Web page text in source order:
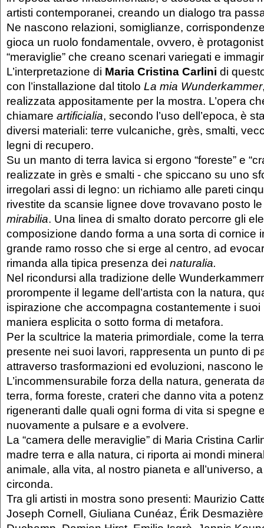
artisti contemporanei, creando un dialogo tra
Ne nascono relazioni, somiglianze,
gioca un ruolo fondamentale, ovvero, è
“meraviglie” che creano scenari variegati e
L’interpretazione di Maria Cristina Carlini di
con l’installazione dal titolo La mia Wunderkammer
realizzata appositamente per la mostra. L’opera
chiamare artificialia, secondo l’uso dell’epoca, è
diversi materiali: terre vulcaniche, grès, smalti,
legni di recupero.
Su un manto di terra lavica si ergono “foreste” e
realizzate in grès e smalti - che spiccano su uno
irregolari assi di legno: un richiamo alle pareti
rivestite da scansie lignee dove trovavano posto
mirabilia. Una linea di smalto dorato percorre gli
composizione dando forma a una sorta di cornice
grande ramo rosso che si erge al centro, ad
rimanda alla tipica presenza dei naturalia.
Nel ricondursi alla tradizione delle
prorompente il legame dell’artista con la natura,
ispirazione che accompagna costantemente i suoi
maniera esplicita o sotto forma di metafora.
Per la scultrice la materia primordiale, come la
presente nei suoi lavori, rappresenta un punto di
attraverso trasformazioni ed evoluzioni, nascono
L’incommensurabile forza della natura, generata
terra, forma foreste, crateri che danno vita a
rigeneranti dalle quali ogni forma di vita si spegne
nuovamente a pulsare e a evolvere.
La “camera delle meraviglie” di Maria Cristina
madre terra e alla natura, ci riporta ai mondi
animale, alla vita, al nostro pianeta e all’universo,
circonda.
Tra gli artisti in mostra sono presenti: Maurizio
Joseph Cornell, Giuliana Cunéaz, Érik